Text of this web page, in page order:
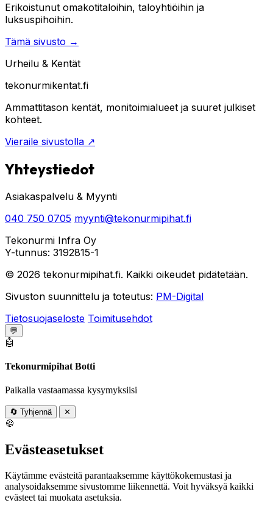
Erikoistunut omakotitaloihin, taloyhtiöihin ja
luksuspihoihin.
Tämä sivusto →
Urheilu & Kentät
tekonurmikentat.fi
Ammattitason kentät, monitoimialueet ja suuret julkiset
kohteet.
Vieraile sivustolla ↗
Yhteystiedot
Asiakaspalvelu & Myynti
040 750 0705 myynti@tekonurmipihat.fi
Tekonurmi Infra Oy
Y-tunnus: 3192815-1
© 2026 tekonurmipihat.fi. Kaikki oikeudet pidätetään.
Sivuston suunnittelu ja toteutus: PM-Digital
Tietosuojaseloste Toimitusehdot
💬
🤖
Tekonurmipihat Botti
Paikalla vastaamassa kysymyksiisi
🔄 Tyhjennä ✕
🍪
Evästeasetukset
Käytämme evästeitä parantaaksemme käyttökokemustasi ja
analysoidaksemme sivustomme liikennettä. Voit hyväksyä kaikki
evästeet tai muokata asetuksia.